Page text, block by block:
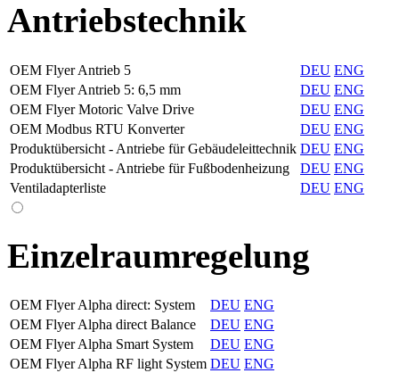
Antriebstechnik
OEM Flyer Antrieb 5 DEU ENG
OEM Flyer Antrieb 5: 6,5 mm
DEU ENG
OEM Flyer Motoric Valve Drive
DEU ENG
OEM Modbus RTU Konverter
DEU ENG
Produktübersicht - Antriebe für Gebäudeleittechnik DEU ENG
Produktübersicht - Antriebe für Fußbodenheizung
DEU ENG
Ventiladapterliste
DEU ENG
Einzelraumregelung
OEM Flyer Alpha direct: System DEU ENG
OEM Flyer Alpha direct Balance
DEU ENG
OEM Flyer Alpha Smart System
DEU ENG
OEM Flyer Alpha RF light System DEU ENG